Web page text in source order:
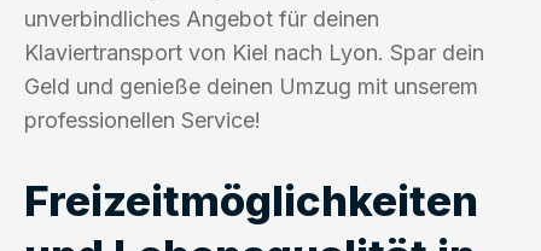
unverbindliches Angebot für deinen
Klaviertransport von Kiel nach Lyon. Spar dein
Geld und genieße deinen Umzug mit unserem
professionellen Service!
Freizeitmöglichkeiten